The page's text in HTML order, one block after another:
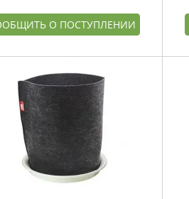
О ПОСТУПЛЕНИИ